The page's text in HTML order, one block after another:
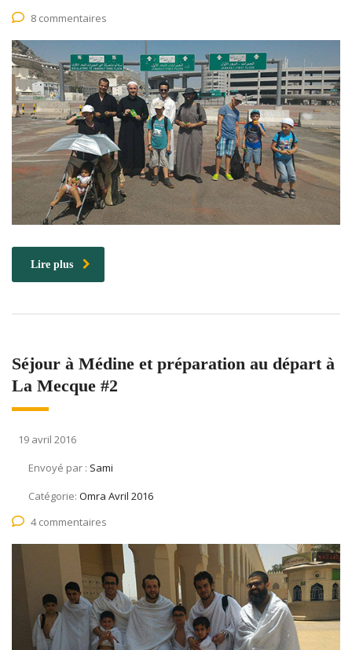
8 commentaires
Lire plus
Séjour à Médine et préparation au départ à
La Mecque #2
19 avril 2016
Envoyé par : Sami
Catégorie: Omra Avril 2016
4 commentaires